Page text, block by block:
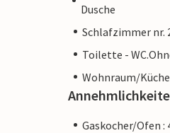
Dusche
Schlafzimmer nr.
Toilette -
Wohnraum/Küche
Gaskocher/Ofen :